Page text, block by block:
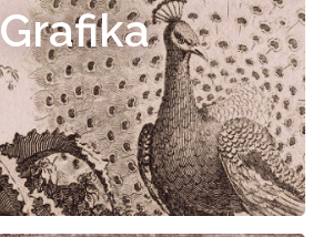
Grafika